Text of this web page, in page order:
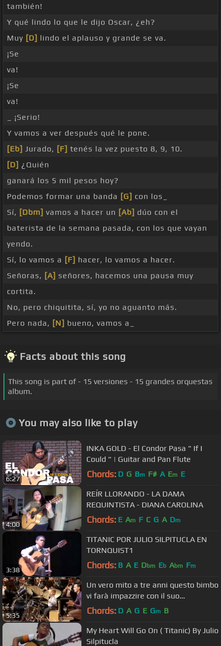
también!
Y qué lindo lo que le dijo Oscar, ¿eh?
Muy [D] lindo el aplauso y grande se va.
¡Se
va!
¡Se
va!
_ ¡Serio!
Y vamos a ver después qué le pone.
[Eb] Jurado, [F] tenés la vez puesto 8, 9, 10.
[D] ¿Quién
ganará los 5 mil pesos hoy?
Podemos formar una banda [G] con los_
Sí, [Dbm] vamos a hacer un [Ab] dúo con el
baterista de la semana pasada, con los que vayan
yendo.
Sí, lo vamos a [F] hacer, lo vamos a hacer.
Señoras, [A] señores, hacemos una pausa muy
cortita.
No, pero chiquitita, sí, yo no aguanto más.
Pero nada, [N] bueno, vamos a_
Facts about this song
This song is part of - 15 versiones - 15 grandes orquestas
album.
You may also like to play
6:27
INKA GOLD - El Condor Pasa " If I
Could " | Guitar and Pan Flute
Chords: D G Bm F# A Em E
4:00
REÍR LLORANDO - LA DAMA
REQUINTISTA - DIANA CAROLINA
Chords: E Am F C G A Dm
3:38
TITANIC POR JULIO SILPITUCLA EN
TORNQUIST1
Chords: B A E Dbm Eb Abm Fm
5:35
Un vero mito a tre anni questo bimbo
vi farà impazzire con il suo
trascinante talento
Chords: D A G E Gm B
My Heart Will Go On ( Titanic) By Julio
Silpitucla